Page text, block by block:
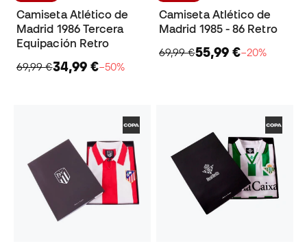
Camiseta Atlético de
Madrid 1986 Tercera
Equipación Retro
69,99 €34,99 €−50%
Camiseta Atlético de
Madrid 1985 - 86 Retro
69,99 €55,99 €−20%